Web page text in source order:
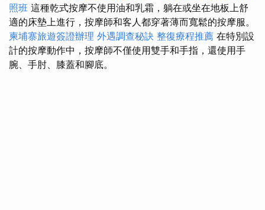
照班 這種乾式按摩不使用油和乳霜，躺在或坐在地板上舒
適的床墊上進行，按摩師和客人都穿著薄而寬鬆的按摩服。
柬埔寨旅遊簽證辦理 外遇調查秘訣 整復療程推薦 在特別設
計的按摩動作中，按摩師不僅使用雙手和手指，還使用手
腕、手肘、膝蓋和腳底。